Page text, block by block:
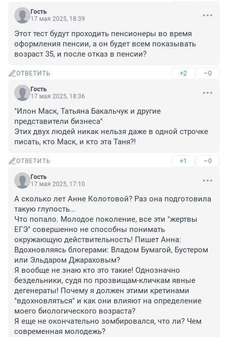
Гость
17 мая 2025, 18:39
Этот тест будут проходить пенсионеры во время
оформления пенсии, а он будет всем показывать
возраст 35, и после отказ в пенсии?
ОТВЕТИТЬ +2 –0
Гость
17 мая 2025, 18:36
"Илон Маск, Татьяна Бакальчук и другие
представители бизнеса"
Этих двух людей никак нельзя даже в одной строчке
писать, кто Маск, и кто эта Таня?!
ОТВЕТИТЬ +1 –0
Гость
17 мая 2025, 17:10
А сколько лет Анне Колотовой? Раз она подготовила
такую глупость...
Что попало. Молодое поколение, все эти "жертвы
ЕГЭ" совершенно не способны понимать
окружающую действительность! Пишет Анна:
Вдохновляясь блогерами: Владом Бумагой, Бустером
или Эльдаром Джараховым?
Я вообще не знаю кто это такие! Однозначно
бездельники, судя по прозвищам-кличкам явные
дегенераты! Почему я должен этими кретинами
"вдохновляться" и как они влияют на определение
моего биологического возраста?
Я еще не окончательно зомбировался, что ли? Чем
современная молодежь?